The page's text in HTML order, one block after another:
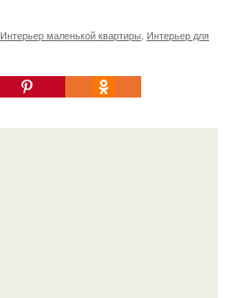
Интерьер маленькой квартиры Интерьер для